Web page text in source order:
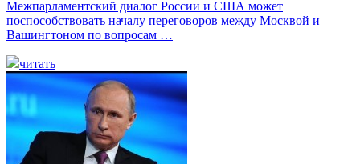
Межпарламентский диалог России и США может
поспособствовать началу переговоров между Москвой и
Вашингтоном по вопросам …
читать